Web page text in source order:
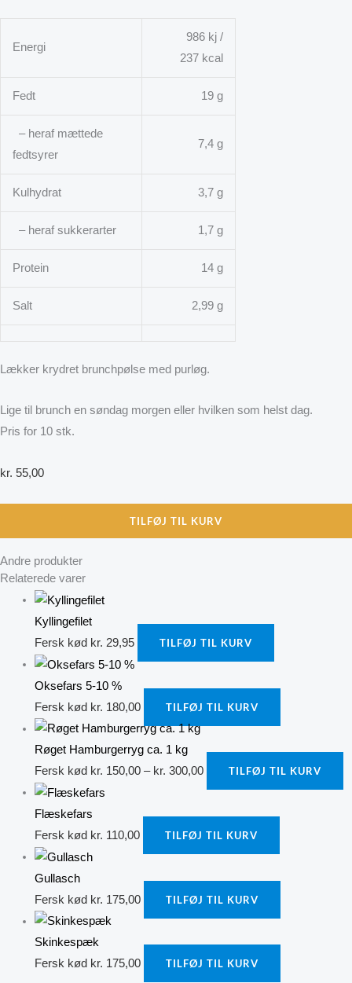
Energi
986 kj /
237 kcal
Fedt 19 g
– heraf mættede
fedtsyrer
7,4 g
Kulhydrat 3,7 g
– heraf sukkerarter 1,7 g
Protein 14 g
Salt 2,99 g
Lækker krydret brunchpølse med purløg.
Lige til brunch en søndag morgen eller hvilken som helst dag.
Pris for 10 stk.
kr. 55,00
TILFØJ TIL KURV
Andre produkter
Relaterede varer
Kyllingefilet
Fersk kød kr. 29,95 TILFØJ TIL KURV
Oksefars 5-10 %
Fersk kød kr. 180,00 TILFØJ TIL KURV
Røget Hamburgerryg ca. 1 kg
Fersk kød kr. 150,00 – kr. 300,00 TILFØJ TIL KURV
Flæskefars
Fersk kød kr. 110,00 TILFØJ TIL KURV
Gullasch
Fersk kød kr. 175,00 TILFØJ TIL KURV
Skinkespæk
Fersk kød kr. 175,00 TILFØJ TIL KURV